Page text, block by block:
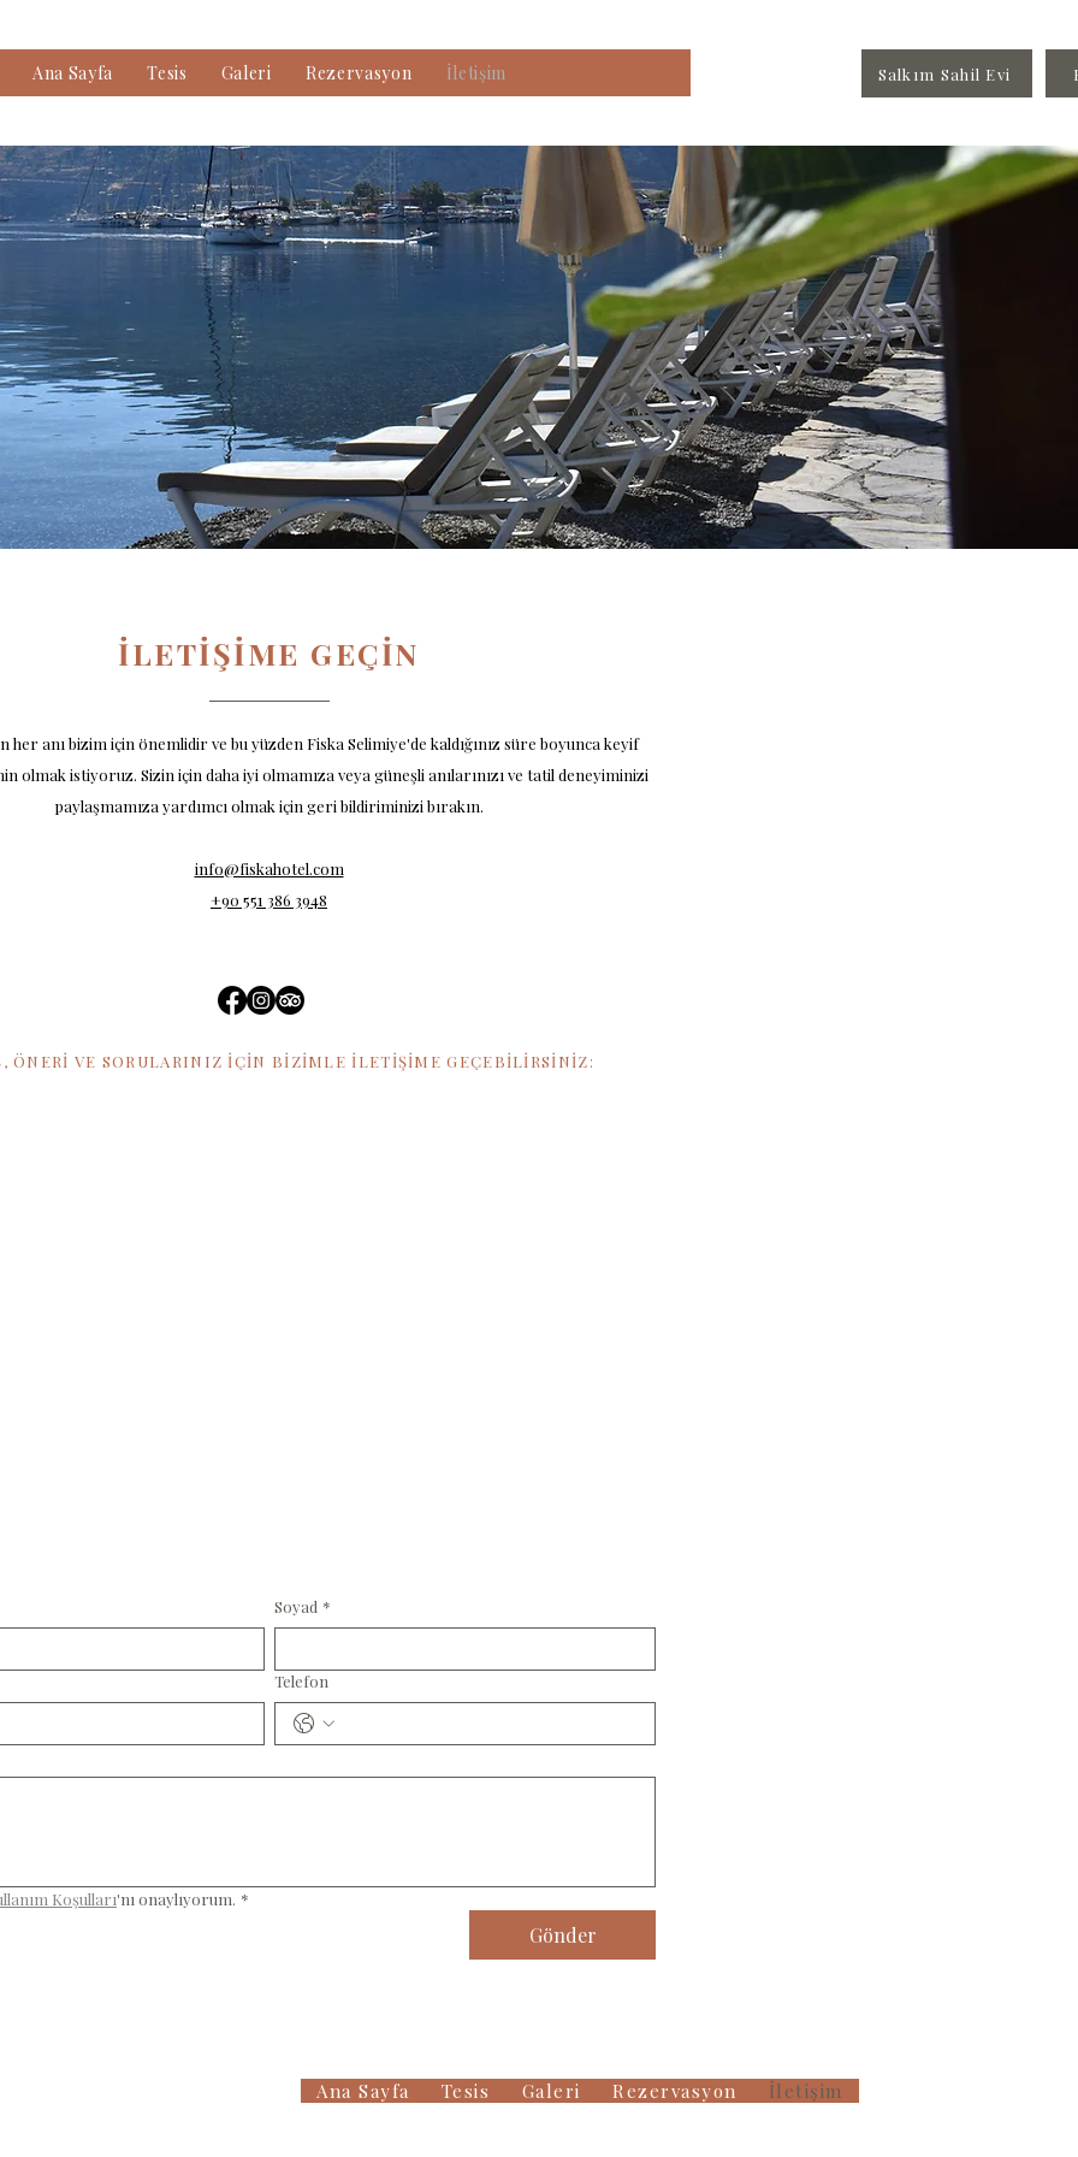
Ana Sayfa Tesis Galeri Rezervasyon İletişim Salkım Sahil Evi
İLETİŞİME GEÇİN
her anı bizim için önemlidir ve bu yüzden Fiska Selimiye'de kaldığınız süre boyunca keyif
olmak istiyoruz. Sizin için daha iyi olmamıza veya güneşli anılarınızı ve tatil deneyiminizi
paylaşmamıza yardımcı olmak için geri bildiriminizi bırakın.
info@fiskahotel.com
+90 551 386 3948
ÖNERİ VE SORULARINIZ İÇİN BİZİMLE İLETİŞİME GEÇEBİLİRSİNİZ:
Soyad *
Telefon
Koşulları'nı onaylıyorum. *
Gönder
Ana Sayfa Tesis Galeri Rezervasyon İletişim